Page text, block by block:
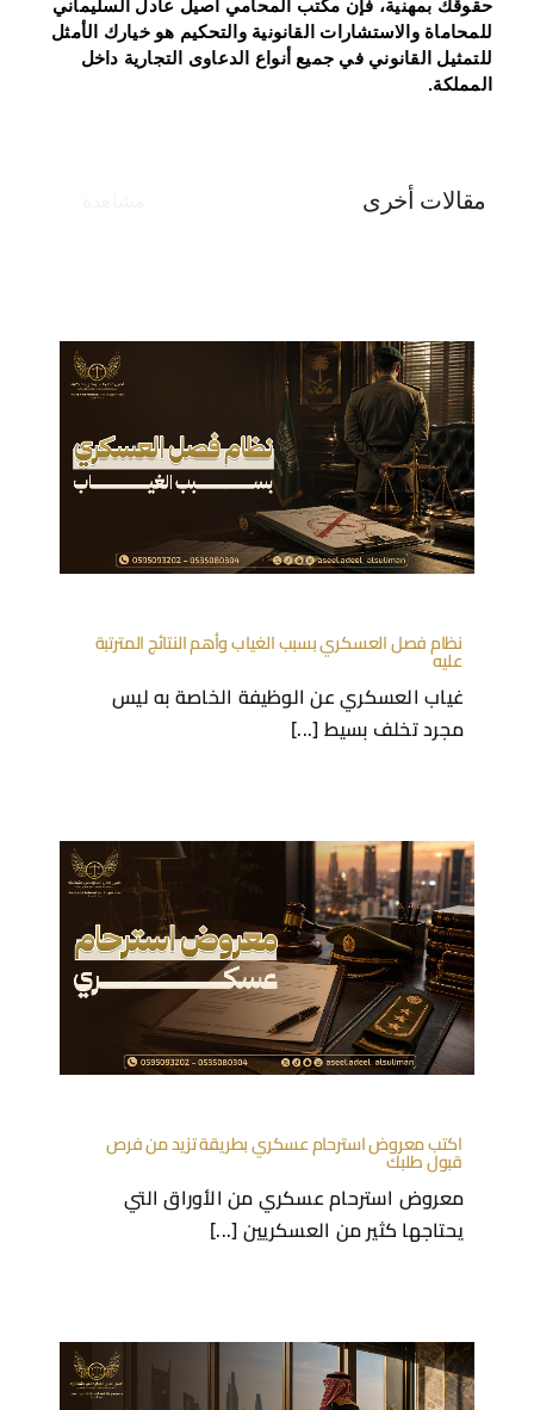
حقوقك بمهنية، فإن مكتب المحامي أصيل عادل السليماني
للمحاماة والاستشارات القانونية والتحكيم هو خيارك الأمثل
للتمثيل القانوني في جميع أنواع الدعاوى التجارية داخل
المملكة.
مقالات أخرى
نظام فصل العسكري بسبب الغياب وأهم النتائج المترتبة
عليه
غياب العسكري عن الوظيفة الخاصة به ليس
مجرد تخلف بسيط [...]
اكتب معروض استرحام عسكري بطريقة تزيد من فرص
قبول طلبك
معروض استرحام عسكري من الأوراق التي
يحتاجها كثير من العسكريين [...]